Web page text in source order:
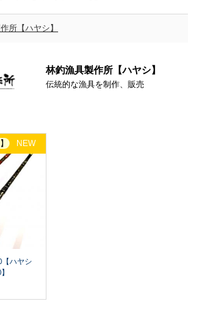
所【ハヤシ】
林釣漁具製作所【ハヤシ】
伝統的な漁具を制作、販売
【ハヤシ
】
NEW